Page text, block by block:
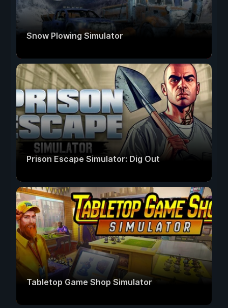
Snow Plowing Simulator
Prison Escape Simulator: Dig Out
Tabletop Game Shop Simulator